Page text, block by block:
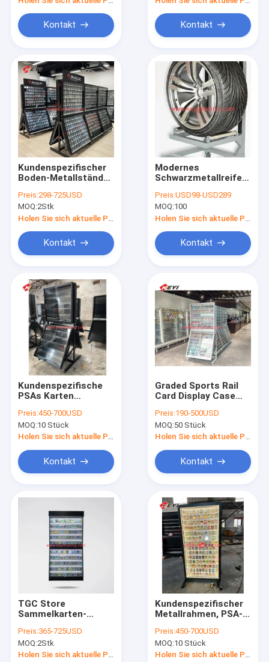
Startseite
Produkte
Über uns
Qualitätskontrolle
Kontakt
Anzeige von Handelskarten
Metallanzeige
Holzdisplay
Acrylanzeige
Zigarettendisplay
Sammelkartenständer
Kontakt
Vitrine für Sport-
Sammelkartenetui,
Kontakt
Kundenspezifischer
Boden-Metallständer
Vitrine Gondelregale
Abgestufter Karten-
Präsentationsständer
für
Einzelhandelsgeschäfte
Sportkarten
Preis:298-725USD
MOQ:2Stk
Kontakt
Modernes
Schwarzmetallreifen-
einstellbaren
Höhenrädern und
robustem Design
Preis:USD98-USD289
MOQ:100
Kontakt
Kundenspezifische
PSAs Karten
Schienen mit
verschließbarer Tür
Entfernbar
Verschiedene Karten
Anzeige
Preis:450-700USD
MOQ:10 Stück
Kontakt
Graded Sports Rail
Card Display Case
Stand Einzelhandel
Großhandel Trading
Card Metall und Acryl
Preis:190-500USD
MOQ:50 Stück
Kontakt
TGC Store
Sammelkarten-
kundenspezifische
Sportkarten-
Wandvitrine für
Preis:365-725USD
MOQ:2Stk
Holen Sie sich aktuelle Preis
Kundenspezifischer
Metallrahmen, PSA-
Design,
Sammlerstück, Acryl-
Spielkartenetui,
Preis:450-700USD
MOQ:10 Stück
Holen Sie sich aktuelle Preis